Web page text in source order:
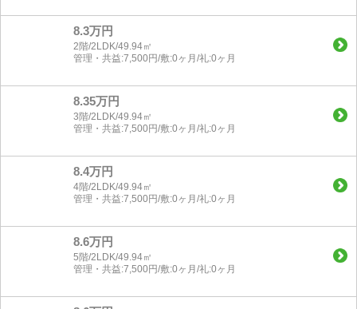
8.3万円
2階/2LDK/49.94㎡
管理・共益:7,500円/敷:0ヶ月/礼:0ヶ月
8.35万円
3階/2LDK/49.94㎡
管理・共益:7,500円/敷:0ヶ月/礼:0ヶ月
8.4万円
4階/2LDK/49.94㎡
管理・共益:7,500円/敷:0ヶ月/礼:0ヶ月
8.6万円
5階/2LDK/49.94㎡
管理・共益:7,500円/敷:0ヶ月/礼:0ヶ月